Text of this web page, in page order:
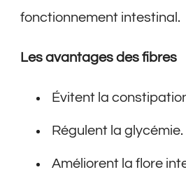
fonctionnement intestinal.
Les avantages des fibres
Évitent la
Régulent la glycémie.
Améliorent la flore